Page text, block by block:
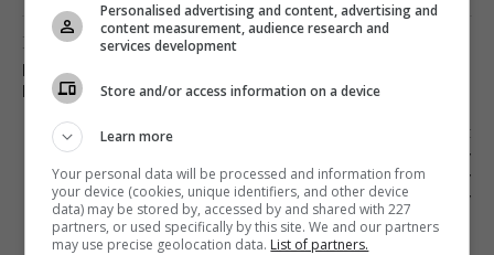
Попередня стаття
ПЕРШИЙ НОМЕР «FORBES УКРАЇНА» ВИЙДЕ НА
ПОЧАТКУ ЧЕРВНЯ
Наступна стаття
СУД ЗОБОВ’ЯЗАВ «НАШІ ГРОШІ» ТА ОЛЕКСУ
ШАЛАЙСЬКОГО КОМПЕНСУВАТИ МОРАЛЬНУ
ШКОДУ
Personalised advertising and content, advertising and
content measurement, audience research and
services development
Store and/or access information on a device
Learn more
Your personal data will be processed and information from
your device (cookies, unique identifiers, and other device
data) may be stored by, accessed by and shared with 227
partners, or used specifically by this site. We and our partners
may use precise geolocation data. List of partners.